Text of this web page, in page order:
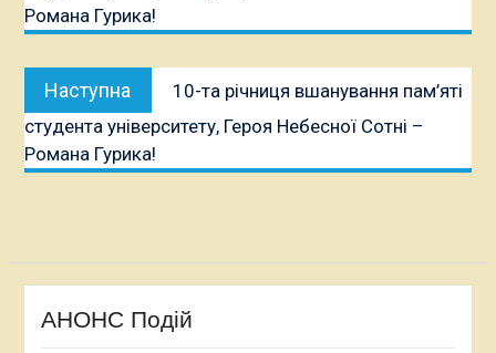
Романа Гурика!
Наступна
публікація:
10-та річниця вшанування пам’яті
студента університету, Героя Небесної Сотні –
Романа Гурика!
АНОНС Подій